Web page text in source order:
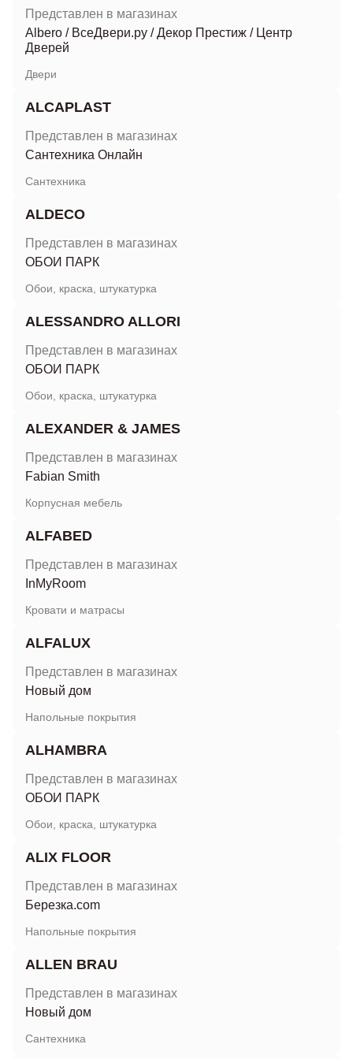
Представлен в магазинах
Albero / ВсеДвери.ру /Декор Престиж / Центр
Дверей
Двери
ALCAPLAST
Представлен в магазинах
Сантехника Онлайн
Сантехника
ALDECO
Представлен в магазинах
ОБОИ ПАРК
Обои, краска, штукатурка
ALESSANDRO ALLORI
Представлен в магазинах
ОБОИ ПАРК
Обои, краска, штукатурка
ALEXANDER & JAMES
Представлен в магазинах
Fabian Smith
Корпусная мебель
ALFABED
Представлен в магазинах
InMyRoom
Кровати и матрасы
ALFALUX
Представлен в магазинах
Новый дом
Напольные покрытия
ALHAMBRA
Представлен в магазинах
ОБОИ ПАРК
Обои, краска, штукатурка
ALIX FLOOR
Представлен в магазинах
Березка.com
Напольные покрытия
ALLEN BRAU
Представлен в магазинах
Новый дом
Сантехника